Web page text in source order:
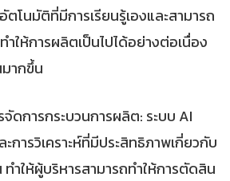
ตโนมัติที่มีการเรียนรู้เองและสามารถ
ำให้การผลิตเป็นไปได้อย่างต่อเนื่อง
ากขึ้น
ดการกระบวนการผลิต: ระบบ AI
การวิเคราะห์ที่มีประสิทธิภาพเกี่ยวกับ
ทำให้ผู้บริหารสามารถทำให้การตัดสิน